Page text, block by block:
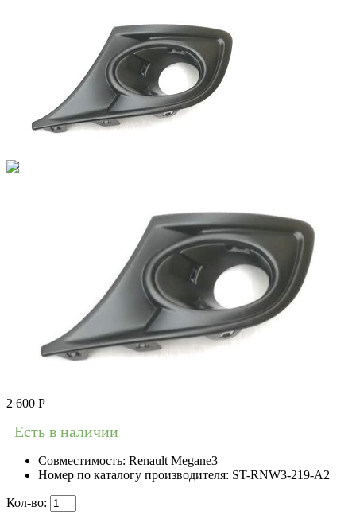
2 600 Р
Есть в наличии
Совместимость: Renault Megane3
Номер по каталогу производителя: ST-RNW3-219-A2
Кол-во: